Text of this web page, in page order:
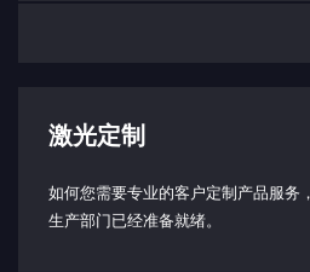
激光定制
如何您需要专业的客户定制产品服务
生产部门已经准备就绪。